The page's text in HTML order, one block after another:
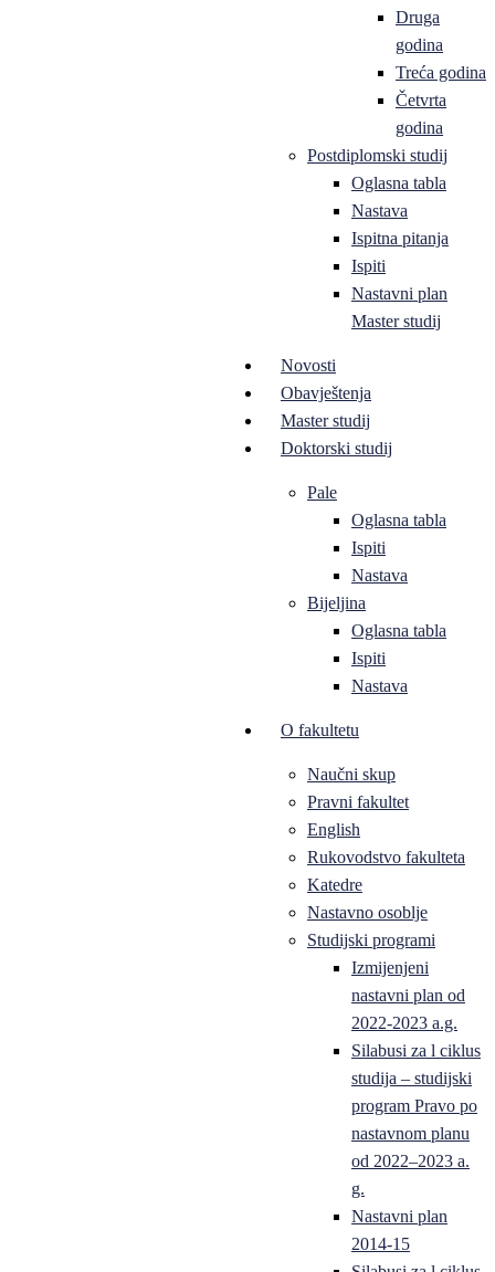
Druga
godina
Treća godina
Četvrta
godina
Postdiplomski studij
Oglasna tabla
Nastava
Ispitna pitanja
Ispiti
Nastavni plan
Master studij
Novosti
Obavještenja
Master studij
Doktorski studij
Pale
Oglasna tabla
Ispiti
Nastava
Bijeljina
Oglasna tabla
Ispiti
Nastava
O fakultetu
Naučni skup
Pravni fakultet
English
Rukovodstvo fakulteta
Katedre
Nastavno osoblje
Studijski programi
Izmijenjeni
nastavni plan od
2022-2023 a.g.
Silabusi za l ciklus
studija – studijski
program Pravo po
nastavnom planu
od 2022–2023 a.
g.
Nastavni plan
2014-15